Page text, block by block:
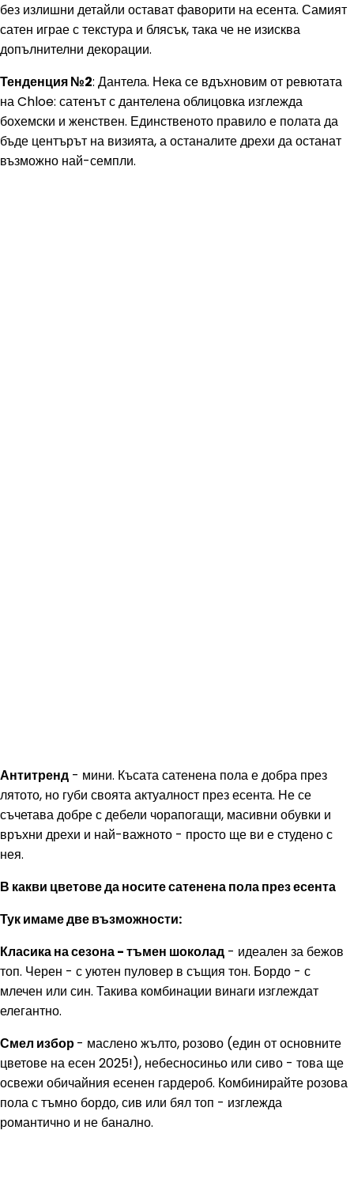
без излишни детайли остават фаворити на есента. Самият
сатен играе с текстура и блясък, така че не изисква
допълнителни декорации.
Тенденция №2: Дантела. Нека се вдъхновим от ревютата
на Chloe: сатенът с дантелена облицовка изглежда
бохемски и женствен. Единственото правило е полата да
бъде центърът на визията, а останалите дрехи да останат
възможно най-семпли.
Антитренд - мини. Късата сатенена пола е добра през
лятото, но губи своята актуалност през есента. Не се
съчетава добре с дебели чорапогащи, масивни обувки и
връхни дрехи и най-важното - просто ще ви е студено с
нея.
В какви цветове да носите сатенена пола през есента
Тук имаме две възможности:
Класика на сезона - тъмен шоколад - идеален за бежов
топ. Черен - с уютен пуловер в същия тон. Бордо - с
млечен или син. Такива комбинации винаги изглеждат
елегантно.
Смел избор- маслено жълто, розово (един от основните
цветове на есен 2025!), небесносиньо или сиво - това ще
освежи обичайния есенен гардероб. Комбинирайте розова
пола с тъмно бордо, сив или бял топ - изглежда
романтично и не банално.